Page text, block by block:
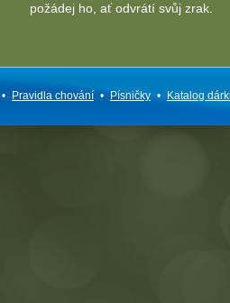
požádej ho, ať odvrátí svůj zrak.
• Pravidla chování • Písničky • Katalog